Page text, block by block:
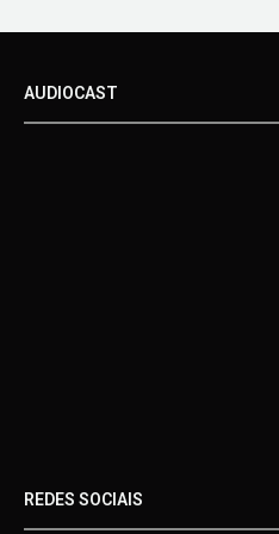
AUDIOCAST
REDES SOCIAIS